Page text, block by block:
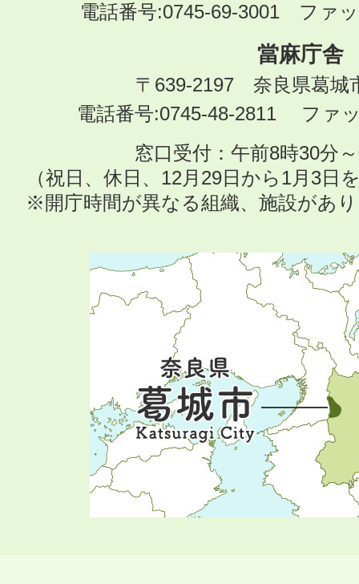
電話番号:0745-69-3001 ファ
當麻庁舎
〒639-2197 奈良県葛城
電話番号:0745-48-2811 ファ
窓口受付：午前8時30分
（祝日、休日、12月29日から1月3日
※開庁時間が異なる組織、施設があ